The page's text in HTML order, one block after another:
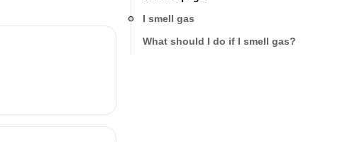
I smell gas
What should I do if I smell gas?